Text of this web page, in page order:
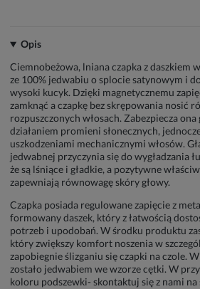
Opis
Ciemnobeżowa, lniana czapka z daszkiem
ze 100% jedwabiu o splocie satynowym i
wysoki kucyk. Dzięki magnetycznemu
zamknąć a czapkę bez skrępowania nosić
rozpuszczonych włosach. Zabezpiecza
działaniem promieni słonecznych,
uszkodzeniami mechanicznymi włosów.
jedwabnej przyczynia się do wygładzania
że są lśniące i gładkie, a pozytywne
zapewniają równowagę skóry głowy.
Czapka posiada regulowane zapięcie z
formowany daszek, który z łatwością
potrzeb i upodobań. W środku produktu
który zwiększy komfort noszenia w
zapobiegnie ślizganiu się czapki na czole.
zostało jedwabiem we wzorze cętki. W
koloru podszewki- skontaktuj się z nami na